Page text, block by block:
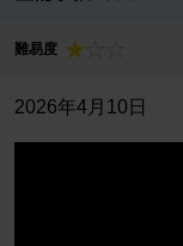
難易度
2026年4月10日